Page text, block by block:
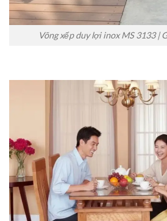
Võng xếp duy lợi inox MS 3133 |